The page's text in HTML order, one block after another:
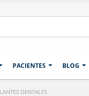
PACIENTES BLOG
DENTALES